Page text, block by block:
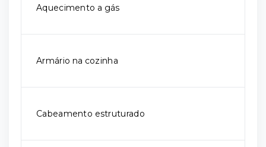
Aquecimento a gás
Armário na cozinha
Cabeamento estruturado